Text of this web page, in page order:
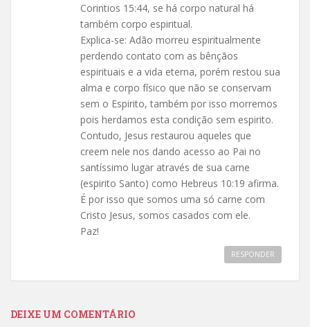
Corintios 15:44, se há corpo natural há
também corpo espiritual.
Explica-se: Adão morreu espiritualmente
perdendo contato com as bênçãos
espirituais e a vida eterna, porém restou sua
alma e corpo físico que não se conservam
sem o Espirito, também por isso morremos
pois herdamos esta condição sem espirito.
Contudo, Jesus restaurou aqueles que
creem nele nos dando acesso ao Pai no
santíssimo lugar através de sua carne
(espirito Santo) como Hebreus 10:19 afirma.
É por isso que somos uma só carne com
Cristo Jesus, somos casados com ele.
Paz!
RESPONDER
DEIXE UM COMENTÁRIO